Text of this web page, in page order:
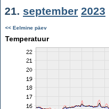
21. september 2023
<< Eelmine päev
Temperatuur